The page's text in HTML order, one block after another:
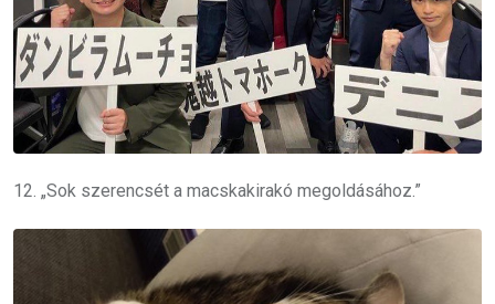
12. „Sok szerencsét a macskakirakó megoldásához.”